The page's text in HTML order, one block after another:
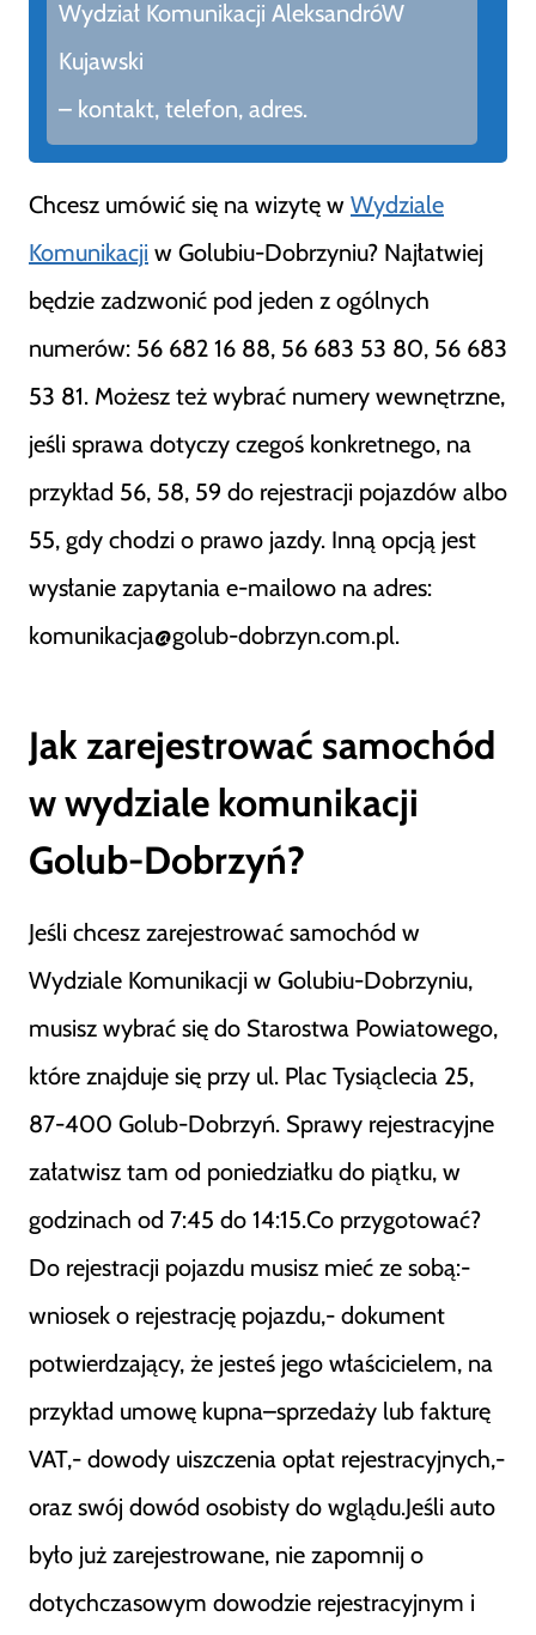
Wydział Komunikacji AleksandróW
Kujawski
– kontakt, telefon, adres.
Chcesz umówić się na wizytę w Wydziale
Komunikacji w Golubiu-Dobrzyniu? Najłatwiej
będzie zadzwonić pod jeden z ogólnych
numerów: 56 682 16 88, 56 683 53 80, 56 683
53 81. Możesz też wybrać numery wewnętrzne,
jeśli sprawa dotyczy czegoś konkretnego, na
przykład 56, 58, 59 do rejestracji pojazdów albo
55, gdy chodzi o prawo jazdy. Inną opcją jest
wysłanie zapytania e-mailowo na adres:
komunikacja@golub-dobrzyn.com.pl.
Jak zarejestrować samochód
w wydziale komunikacji
Golub-Dobrzyń?
Jeśli chcesz zarejestrować samochód w
Wydziale Komunikacji w Golubiu-Dobrzyniu,
musisz wybrać się do Starostwa Powiatowego,
które znajduje się przy ul. Plac Tysiąclecia 25,
87-400 Golub-Dobrzyń. Sprawy rejestracyjne
załatwisz tam od poniedziałku do piątku, w
godzinach od 7:45 do 14:15.Co przygotować?
Do rejestracji pojazdu musisz mieć ze sobą:-
wniosek o rejestrację pojazdu,- dokument
potwierdzający, że jesteś jego właścicielem, na
przykład umowę kupna–sprzedaży lub fakturę
VAT,- dowody uiszczenia opłat rejestracyjnych,-
oraz swój dowód osobisty do wglądu.Jeśli auto
było już zarejestrowane, nie zapomnij o
dotychczasowym dowodzie rejestracyjnym i